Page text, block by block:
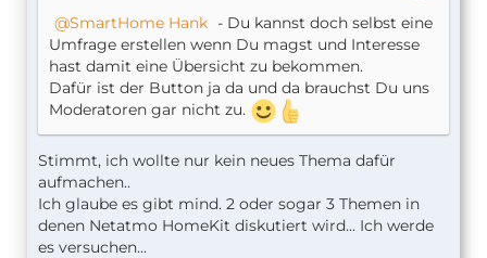
SmartHome Hank - Du kannst doch selbst eine
Umfrage erstellen wenn Du magst und Interesse
hast damit eine Übersicht zu bekommen.
Dafür ist der Button ja da und da brauchst Du uns
Moderatoren gar nicht zu.
Stimmt, ich wollte nur kein neues Thema dafür
aufmachen..
Ich glaube es gibt mind. 2 oder sogar 3 Themen in
denen Netatmo HomeKit diskutiert wird... Ich werde
es versuchen...